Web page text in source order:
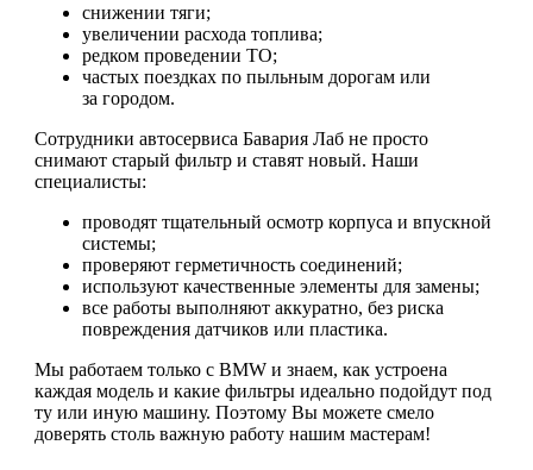
снижении тяги;
увеличении расхода топлива;
редком проведении ТО;
частых поездках по пыльным дорогам или
за городом.
Сотрудники автосервиса Бавария Лаб не просто
снимают старый фильтр и ставят новый. Наши
специалисты:
проводят тщательный осмотр корпуса и впускной
системы;
проверяют герметичность соединений;
используют качественные элементы для замены;
все работы выполняют аккуратно, без риска
повреждения датчиков или пластика.
Мы работаем только с BMW и знаем, как устроена
каждая модель и какие фильтры идеально подойдут под
ту или иную машину. Поэтому Вы можете смело
доверять столь важную работу нашим мастерам!